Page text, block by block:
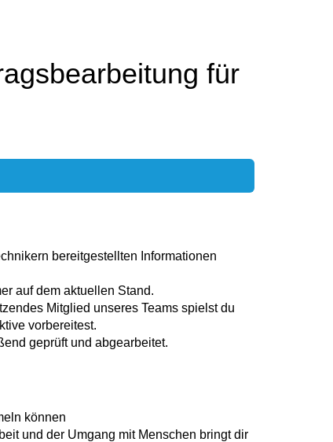
für
bereitgestellten Informationen
auf dem aktuellen Stand.​
Mitglied unseres Teams spielst du
vorbereitest.​
geprüft und abgearbeitet.​
können​
und der Umgang mit Menschen bringt dir